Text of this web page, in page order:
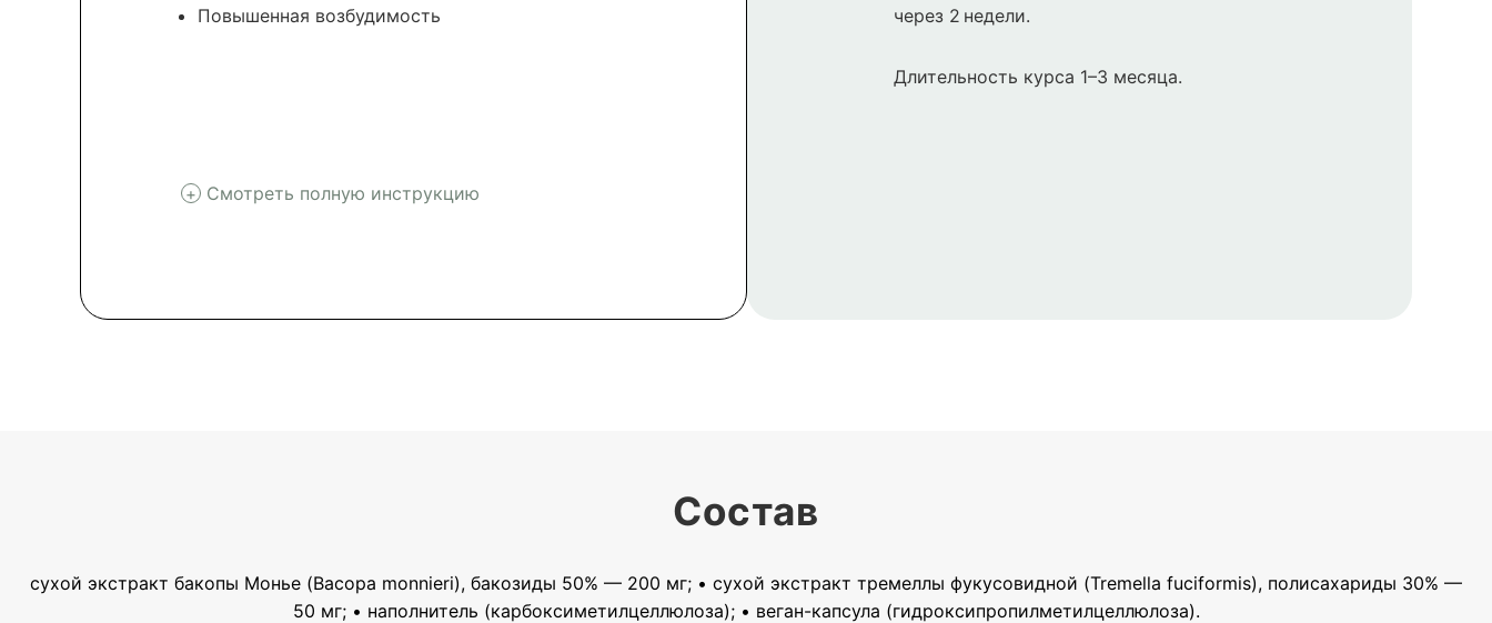
Повышенная возбудимость
Смотреть полную инструкцию
через 2 недели.
Длительность курса 1–3 месяца.
Состав
сухой экстракт бакопы Монье (Bacopa monnieri), бакозиды 50% — 200 мг; • сухой экстракт тремеллы фукусовидной (Tremella fuciformis), полисахариды 30% —
50 мг; • наполнитель (карбоксиметилцеллюлоза); • веган-капсула (гидроксипропилметилцеллюлоза).